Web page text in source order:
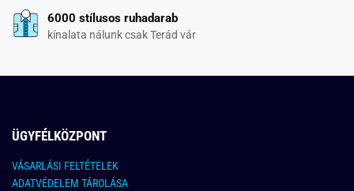
6000 stílusos ruhadarab
kínalata nálunk csak Terád vár
ÜGYFÉLKÖZPONT
VÁSARLÁSI FELTÉTELEK
ADATVÉDELEM TÁROLÁSA